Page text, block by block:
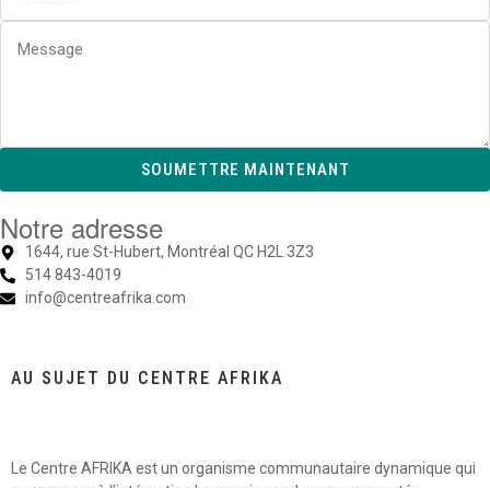
SOUMETTRE MAINTENANT
Notre adresse
1644, rue St-Hubert, Montréal QC H2L 3Z3
514 843-4019
info@centreafrika.com
AU SUJET DU CENTRE AFRIKA
Le Centre AFRIKA est un organisme communautaire dynamique qui